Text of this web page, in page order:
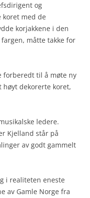
og
med de
korjakkene i den
måtte takke for
forberedt til å møte ny
dekorerte koret,
ledere.
Kjelland står på
av godt gammelt
i realiteten eneste
av Gamle Norge fra